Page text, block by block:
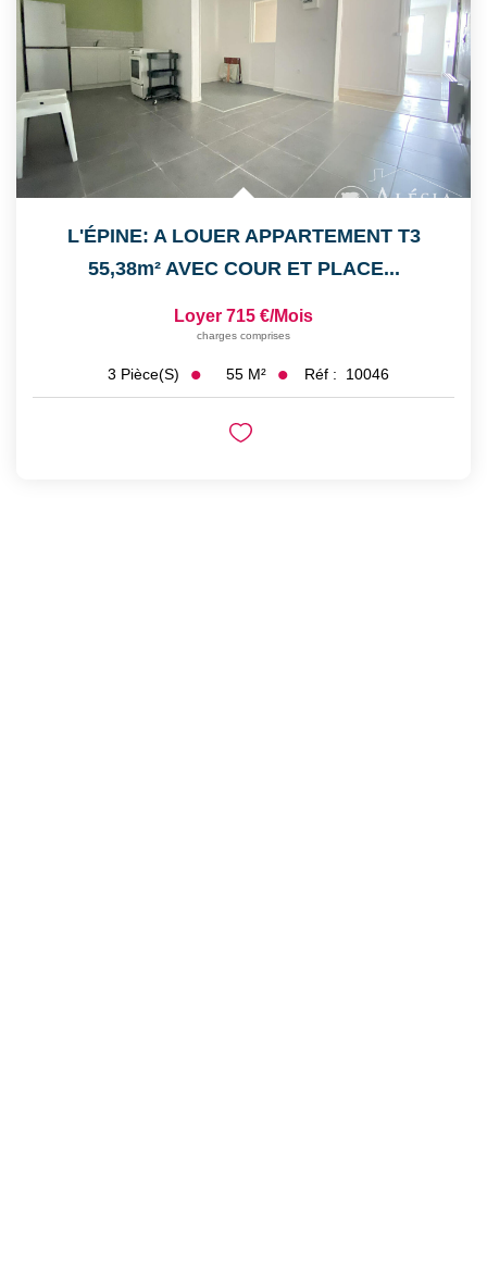
L'ÉPINE: A LOUER APPARTEMENT T3
55,38m² AVEC COUR ET PLACE...
Loyer 715 €/mois
charges comprises
3 Pièce(s) 55 M² Réf : 10046